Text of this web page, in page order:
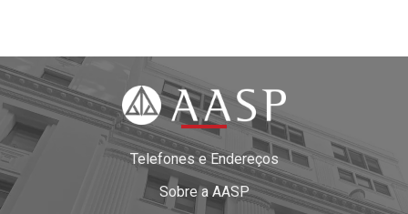
Telefones e Endereços
Sobre a AASP